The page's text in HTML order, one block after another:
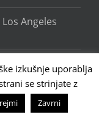
Angeles
izkušnje uporablja
se strinjate z
Zavrni